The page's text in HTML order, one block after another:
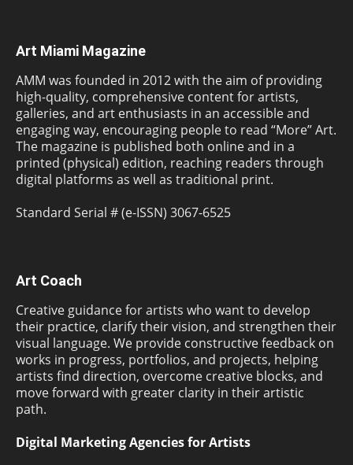
Art Miami Magazine
AMM was founded in 2012 with the aim of providing
high-quality, comprehensive content for artists,
galleries, and art enthusiasts in an accessible and
engaging way, encouraging people to read “More” Art.
The magazine is published both online and in a
printed (physical) edition, reaching readers through
digital platforms as well as traditional print.
Standard Serial # (e-ISSN) 3067-6525
Art Coach
Creative guidance for artists who want to develop
their practice, clarify their vision, and strengthen their
visual language. We provide constructive feedback on
works in progress, portfolios, and projects, helping
artists find direction, overcome creative blocks, and
move forward with greater clarity in their artistic
path.
Digital Marketing Agencies for Artists